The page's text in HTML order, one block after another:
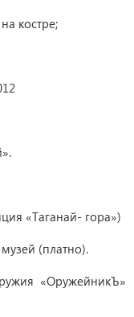
костре;
«Таганай- гора»)
(платно).
«ОружейникЪ»